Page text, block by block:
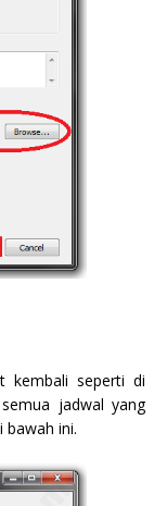
kembali seperti di
jadwal yang
bawah ini.